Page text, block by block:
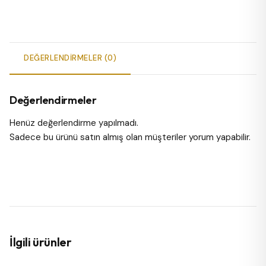
DEĞERLENDIRMELER (0)
Değerlendirmeler
Henüz değerlendirme yapılmadı.
Sadece bu ürünü satın almış olan müşteriler yorum yapabilir.
İlgili ürünler